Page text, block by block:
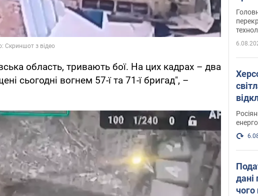
область, тривають бої. На цих кадрах – два
сьогодні вогнем 57-ї та 71-ї бригад", –
дані
чого